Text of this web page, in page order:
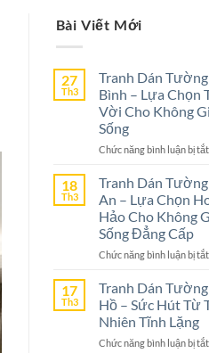
Bài Viết Mới
27
Th3
Tranh Dán
Bình – Lựa Chọn
Vời Cho Không
Sống
Chức năng bình luận bị tắtở
18
Th3
Tranh Dán
An – Lựa Chọn
Hảo Cho Không
Sống Đẳng Cấp
Chức năng bình luận bị tắtở
–
17
Th3
Tranh Dán
Hồ – Sức Hút Từ
Nhiên Tĩnh Lặng
Chức năng bình luận bị tắtở